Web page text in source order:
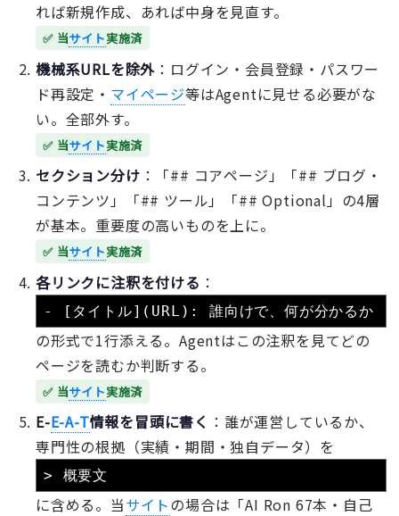
れば新規作成、あれば中身を見直す。
✅ 当サイト実施済
機械系URLを除外 ：ログイン・会員登録・パスワー
ド再設定・ マイページ等はAgentに見せる必要がな
い。全部外す。
✅ 当サイト実施済
セクション分け ：「## コアページ」「## ブログ・
コンテンツ」「## ツール」「## Optional」の4層
が基本。重要度の高いものを上に。
✅ 当サイト実施済
各リンクに注釈を付ける ：
- [タイトル](URL): 誰向けで、何が分かるか
の形式で1行添える。Agentはこの注釈を見てどの
ページを読むか判断する。
✅ 当サイト実施済
E-E-A-T情報を冒頭に書く ：誰が運営しているか、
専門性の根拠（実績・期間・独自データ）を
> 概要文
に含める。当サイトの場合は「AI Ron 67本・自己